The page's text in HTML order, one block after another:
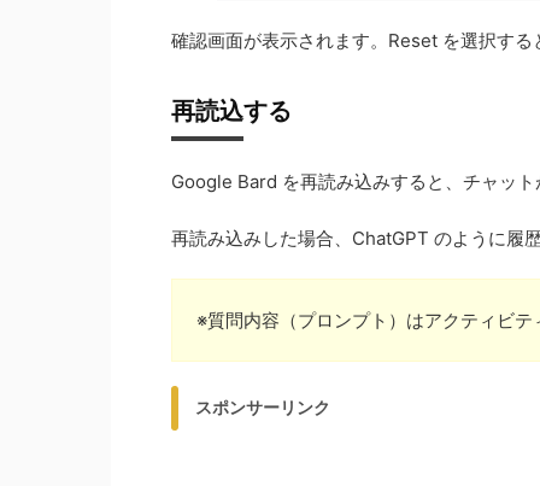
確認画面が表示されます。Reset を選択する
再読込する
Google Bard を再読み込みすると、チャット
再読み込みした場合、ChatGPT のように履歴
※質問内容（プロンプト）はアクティビテ
スポンサーリンク